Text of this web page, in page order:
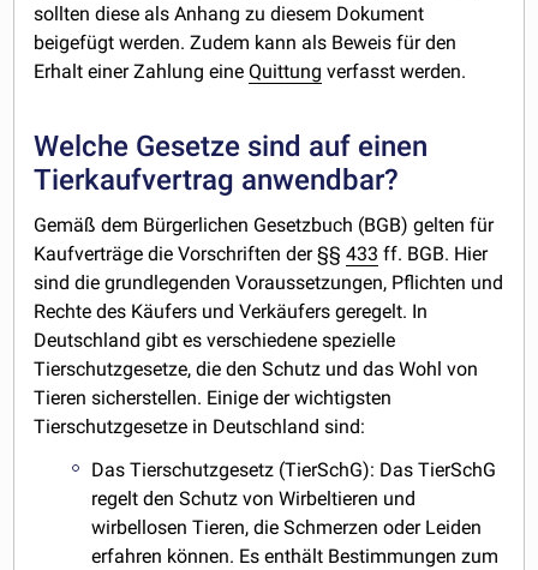
sollten diese als Anhang zu diesem Dokument
beigefügt werden. Zudem kann als Beweis für den
Erhalt einer Zahlung eineQuittung verfasst werden.
Welche Gesetze sind auf einen
Tierkaufvertrag anwendbar?
Gemäß dem Bürgerlichen Gesetzbuch (BGB) gelten für
Kaufverträge die Vorschriften der §§433 ff. BGB. Hier
sind die grundlegenden Voraussetzungen, Pflichten und
Rechte des Käufers und Verkäufers geregelt. In
Deutschland gibt es verschiedene spezielle
Tierschutzgesetze, die den Schutz und das Wohl von
Tieren sicherstellen. Einige der wichtigsten
Tierschutzgesetze in Deutschland sind:
Das Tierschutzgesetz (TierSchG): Das TierSchG
regelt den Schutz von Wirbeltieren und
wirbellosen Tieren, die Schmerzen oder Leiden
erfahren können. Es enthält Bestimmungen zum